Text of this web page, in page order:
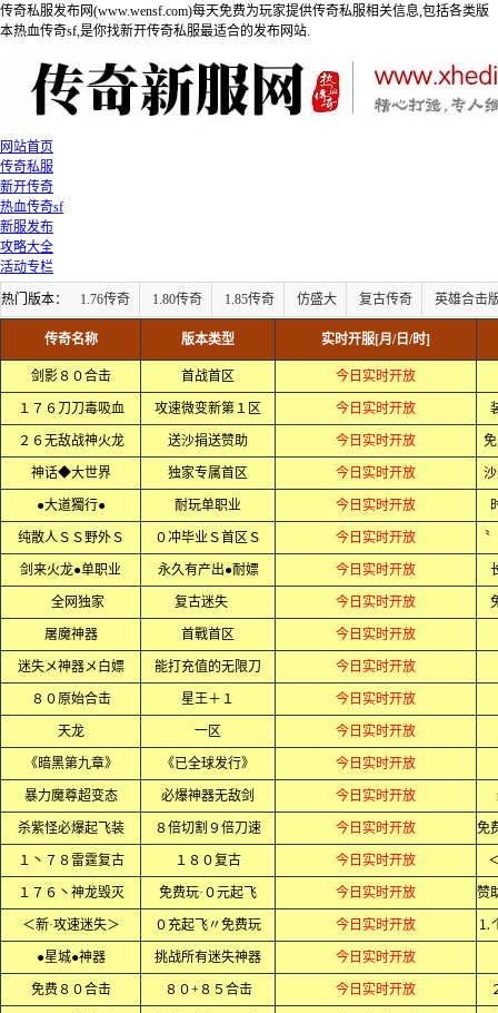
传奇私服发布网(www.wensf.com)每天免费为玩家提供传奇私服相关信息,包括各类版
本热血传奇sf,是你找新开传奇私服最适合的发布网站.
网站首页
传奇私服
新开传奇
热血传奇sf
新服发布
攻略大全
活动专栏
热门版本： 1.76传奇 1.80传奇 1.85传奇 仿盛大 复古传奇 英雄合击
传奇名称 版本类型 实时开服[月/日/时]
剑影８０合击 首战首区 今日实时开放
１７６刀刀毒吸血 攻速微变新第１区 今日实时开放
２６无敌战神火龙 送沙捐送赞助 今日实时开放
神话◆大世界 独家专属首区 今日实时开放
●大道獨行● 耐玩单职业 今日实时开放
纯散人ＳＳ野外Ｓ ０冲毕业Ｓ首区Ｓ 今日实时开放
剑来火龙●单职业 永久有产出●耐嫖 今日实时开放
全网独家 复古迷失 今日实时开放
屠魔神器 首戰首区 今日实时开放
迷失メ神器メ白嫖 能打充值的无限刀 今日实时开放
８０原始合击 星王＋１ 今日实时开放
天龙 一区 今日实时开放
《暗黑第九章》 《已全球发行》 今日实时开放
暴力魔尊超变态 必爆神器无敌剑 今日实时开放
杀紫怪必爆起飞装 ８倍切割９倍刀速 今日实时开放
１丶７８雷霆复古 １８０复古 今日实时开放
１７６丶神龙毁灭 免费玩·０元起飞 今日实时开放
＜新·攻速迷失＞ ０充起飞〃免费玩 今日实时开放 ⒈
●星城●神器 挑战所有迷失神器 今日实时开放
免费８０合击 ８０+８５合击 今日实时开放